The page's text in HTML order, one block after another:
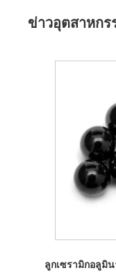
ข่าวอุตสาหกร
ลูกเซรามิกอลูมิ